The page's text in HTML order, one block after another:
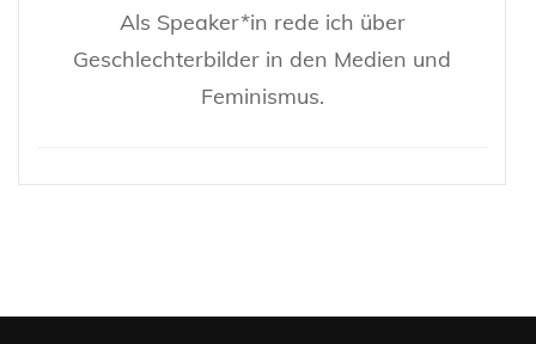
Als Speaker*in rede ich über
Geschlechterbilder in den Medien und
Feminismus.